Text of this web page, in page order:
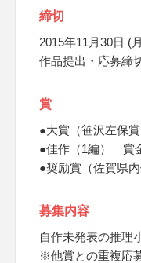
締切
2015年11月30日 (
作品提出・応募締
賞
●大賞（笹沢左保
●佳作（1編） 賞
●奨励賞（佐賀県
募集内容
自作未発表の推理
※他賞との重複応